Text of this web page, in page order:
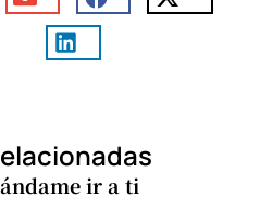
ir a ti